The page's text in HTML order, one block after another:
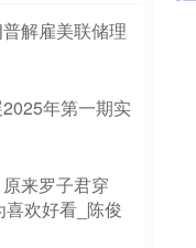
解雇美联储理
年第一期实
来罗子君穿
欢好看_陈俊